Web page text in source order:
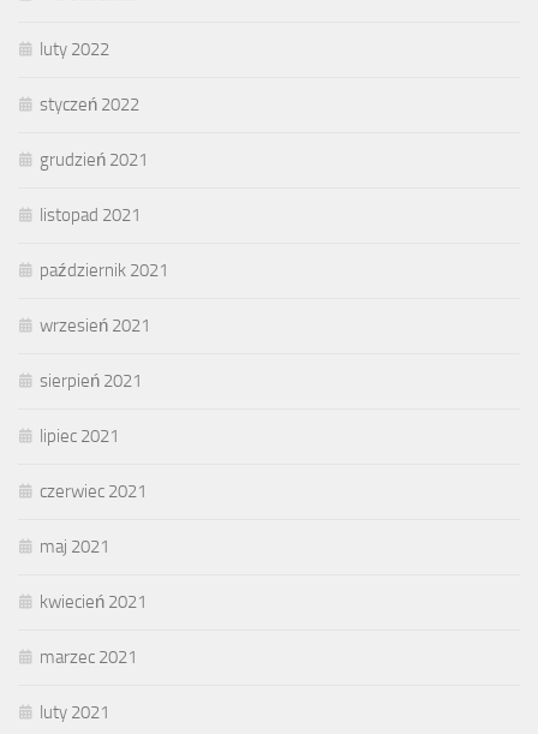
luty 2022
styczeń 2022
grudzień 2021
listopad 2021
październik 2021
wrzesień 2021
sierpień 2021
lipiec 2021
czerwiec 2021
maj 2021
kwiecień 2021
marzec 2021
luty 2021